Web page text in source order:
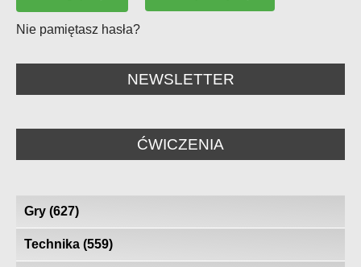
Nie pamiętasz hasła?
NEWSLETTER
ĆWICZENIA
Gry (627)
Technika (559)